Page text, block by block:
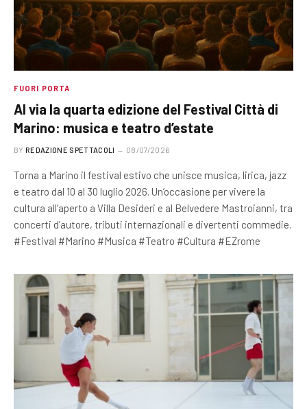
FUORI PORTA
Al via la quarta edizione del Festival Città di
Marino: musica e teatro d’estate
BY REDAZIONE SPETTACOLI 08/07/2026
Torna a Marino il festival estivo che unisce musica, lirica, jazz
e teatro dal 10 al 30 luglio 2026. Un’occasione per vivere la
cultura all’aperto a Villa Desideri e al Belvedere Mastroianni, tra
concerti d’autore, tributi internazionali e divertenti commedie.
#Festival #Marino #Musica #Teatro #Cultura #EZrome